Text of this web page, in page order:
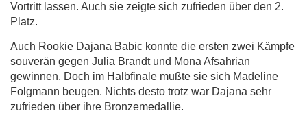
Vortritt lassen. Auch sie zeigte sich zufrieden über den 2.
Platz.
Auch Rookie Dajana Babic konnte die ersten zwei Kämpfe
souverän gegen Julia Brandt und Mona Afsahrian
gewinnen. Doch im Halbfinale mußte sie sich Madeline
Folgmann beugen. Nichts desto trotz war Dajana sehr
zufrieden über ihre Bronzemedallie.